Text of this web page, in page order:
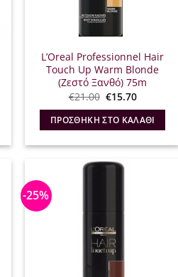
L’Oreal Professionnel Hair
Touch Up Warm Blonde
(Ζεστό Ξανθό) 75m
€21.00 Original
was:
€21.00.
€15.70Η
τιμή
είναι:
ΠΡΟΣΘΉΚΗ ΣΤΟ ΚΑΛΆΘΙ
-25%